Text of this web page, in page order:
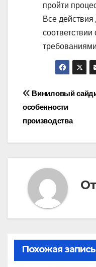
пройти
Все
по
записям
Виниловый
особенности
производства
Похожая запись